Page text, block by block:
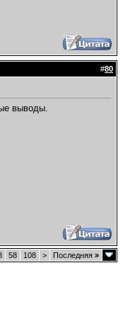
#80
выводы.
58 108 > Последняя »